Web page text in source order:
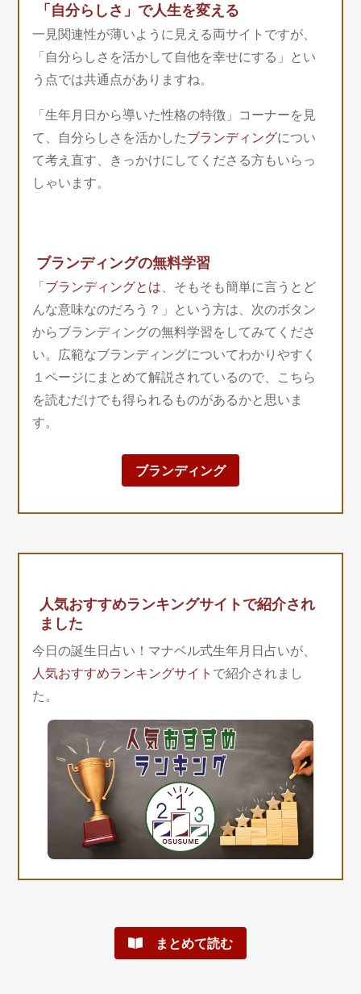
「自分らしさ」で人生を変える
一見関連性が薄いように見える両サイトですが、
「自分らしさを活かして自他を幸せにする」とい
う点では共通点がありますね。
「生年月日から導いた性格の特徴」コーナーを見
て、自分らしさを活かしたブランディングについ
て考え直す、きっかけにしてくださる方もいらっ
しゃいます。
ブランディングの無料学習
「ブランディングとは、そもそも簡単に言うとど
んな意味なのだろう？」という方は、次のボタン
からブランディングの無料学習をしてみてくださ
い。広範なブランディングについてわかりやすく
１ページにまとめて解説されているので、こちら
を読むだけでも得られるものがあるかと思いま
す。
ブランディング
人気おすすめランキングサイトで紹介され
ました
今日の誕生日占い！マナベル式生年月日占いが、
人気おすすめランキングサイト で紹介されまし
た。
まとめて読む